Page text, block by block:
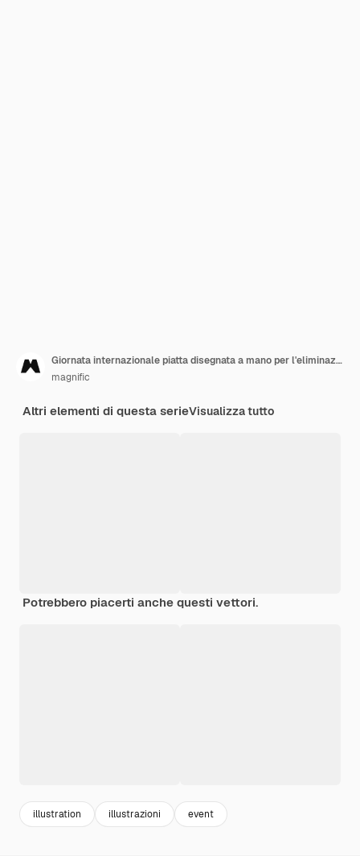
Giornata internazionale piatta disegnata a mano per l'eliminazione della violenza contro le donne illustrazione
magnific
Altri elementi di questa serieVisualizza tutto
Potrebbero piacerti anche questi vettori.
illustration illustrazioni event